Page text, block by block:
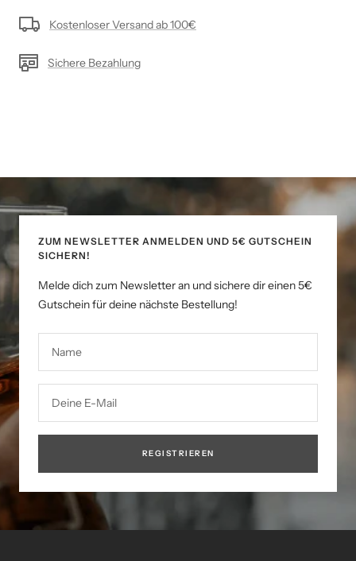
Kostenloser Versand ab 100€
Sichere Bezahlung
ZUM NEWSLETTER ANMELDEN UND 5€ GUTSCHEIN
SICHERN!
Melde dich zum Newsletter an und sichere dir einen 5€
Gutschein für deine nächste Bestellung!
Name
Deine E-Mail
REGISTRIEREN